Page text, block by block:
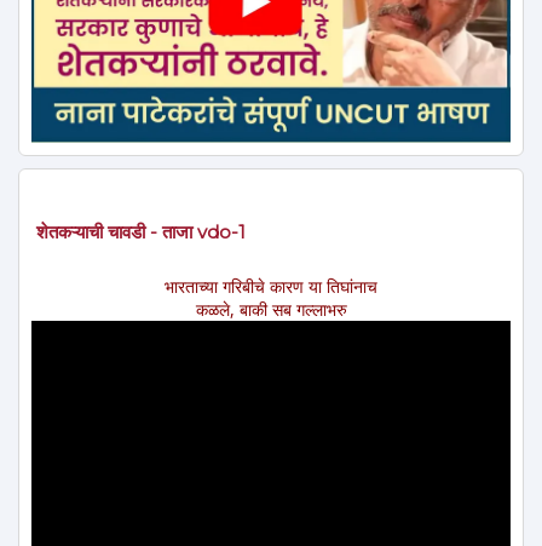
शेतकऱ्याची चावडी - ताजा vdo-1
भारताच्या गरिबीचे कारण या तिघांनाच
कळले, बाकी सब गल्लाभरु